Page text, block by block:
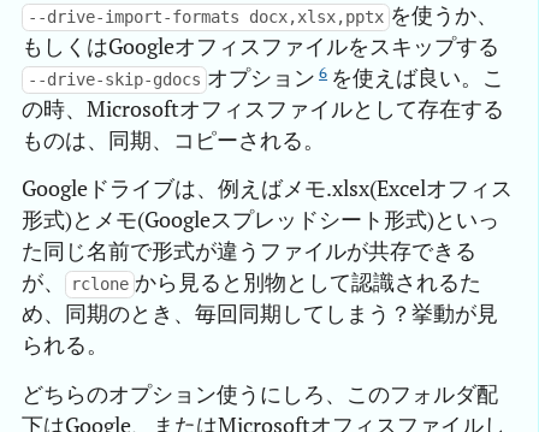
--drive-import-formats docx,xlsx,pptx を使うか、
もしくはGoogleオフィスファイルをスキップする
--drive-skip-gdocs オプション 6 を使えば良い。こ
の時、Microsoftオフィスファイルとして存在する
ものは、同期、コピーされる。
Googleドライブは、例えばメモ.xlsx(Excelオフィス
形式)とメモ(Googleスプレッドシート形式)といっ
た同じ名前で形式が違うファイルが共存できる
が、
rclone から見ると別物として認識されるた
め、同期のとき、毎回同期してしまう？挙動が見
られる。
どちらのオプション使うにしろ、このフォルダ配
下はGoogle、またはMicrosoftオフィスファイルし